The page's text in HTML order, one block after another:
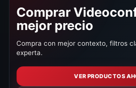
Comprar
mejor precio
Compra con mejor contexto, filtros
experta.
VER PRODUCTOS